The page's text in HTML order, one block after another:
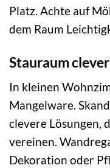
Platz. Achte auf
dem Raum
Stauraum
In kleinen
Mangelware.
clevere Lösungen,
vereinen.
Dekoration oder